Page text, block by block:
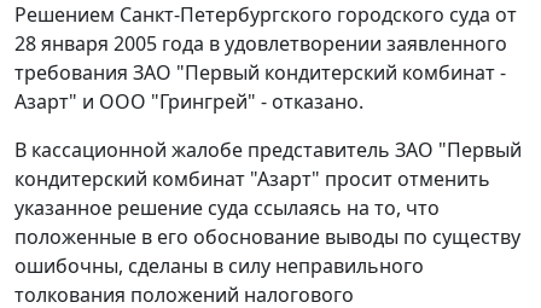
Решением Санкт-Петербургского городского суда от
28 января 2005 года в удовлетворении заявленного
требования ЗАО "Первый кондитерский комбинат -
Азарт" и ООО "Грингрей" - отказано.
В кассационной жалобе представитель ЗАО "Первый
кондитерский комбинат "Азарт" просит отменить
указанное решение суда ссылаясь на то, что
положенные в его обоснование выводы по существу
ошибочны, сделаны в силу неправильного
толкования положений налогового